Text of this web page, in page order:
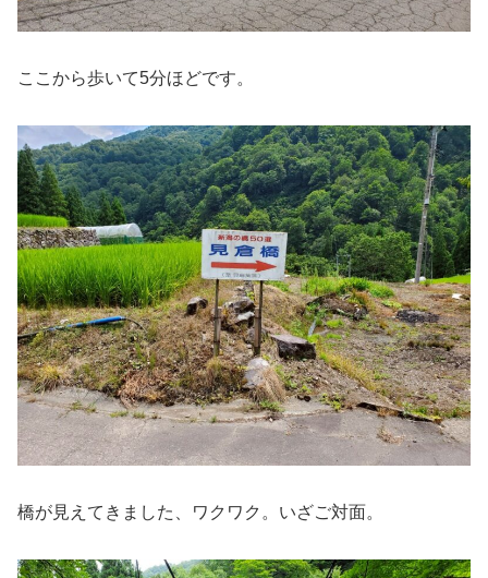
ここから歩いて5分ほどです。
橋が見えてきました、ワクワク。いざご対面。